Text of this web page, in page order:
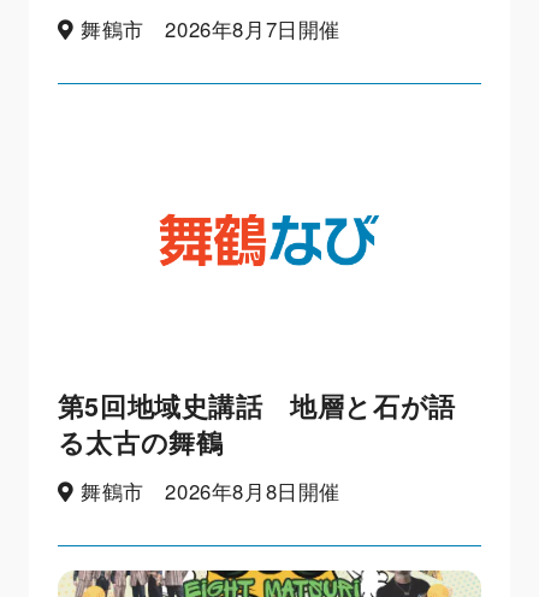
舞鶴市 2026年8月7日開催
第5回地域史講話 地層と石が語
る太古の舞鶴
舞鶴市 2026年8月8日開催